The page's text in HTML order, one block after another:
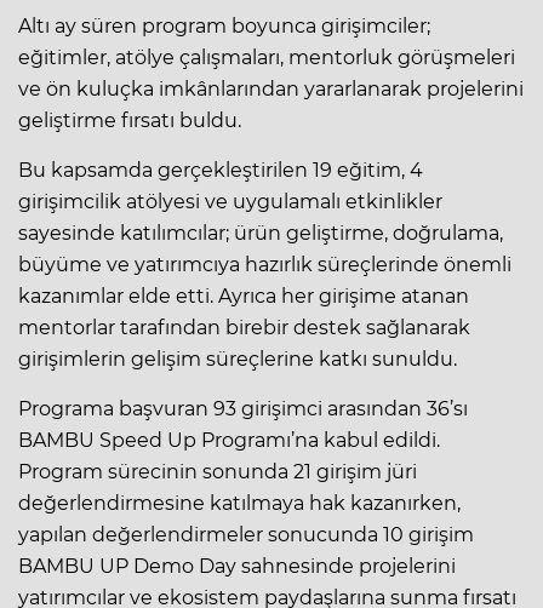
Altı ay süren program boyunca girişimciler;
eğitimler, atölye çalışmaları, mentorluk görüşmeleri
ve ön kuluçka imkânlarından yararlanarak projelerini
geliştirme fırsatı buldu.
Bu kapsamda gerçekleştirilen 19 eğitim, 4
girişimcilik atölyesi ve uygulamalı etkinlikler
sayesinde katılımcılar; ürün geliştirme, doğrulama,
büyüme ve yatırımcıya hazırlık süreçlerinde önemli
kazanımlar elde etti. Ayrıca her girişime atanan
mentorlar tarafından birebir destek sağlanarak
girişimlerin gelişim süreçlerine katkı sunuldu.
Programa başvuran 93 girişimci arasından 36’sı
BAMBU Speed Up Programı’na kabul edildi.
Program sürecinin sonunda 21 girişim jüri
değerlendirmesine katılmaya hak kazanırken,
yapılan değerlendirmeler sonucunda 10 girişim
BAMBU UP Demo Day sahnesinde projelerini
yatırımcılar ve ekosistem paydaşlarına sunma fırsatı